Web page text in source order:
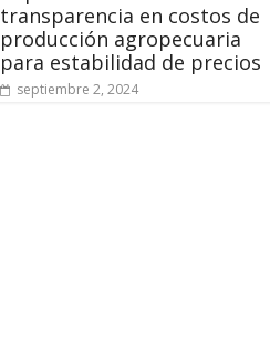
transparencia en costos de
producción agropecuaria
para estabilidad de precios
septiembre 2, 2024